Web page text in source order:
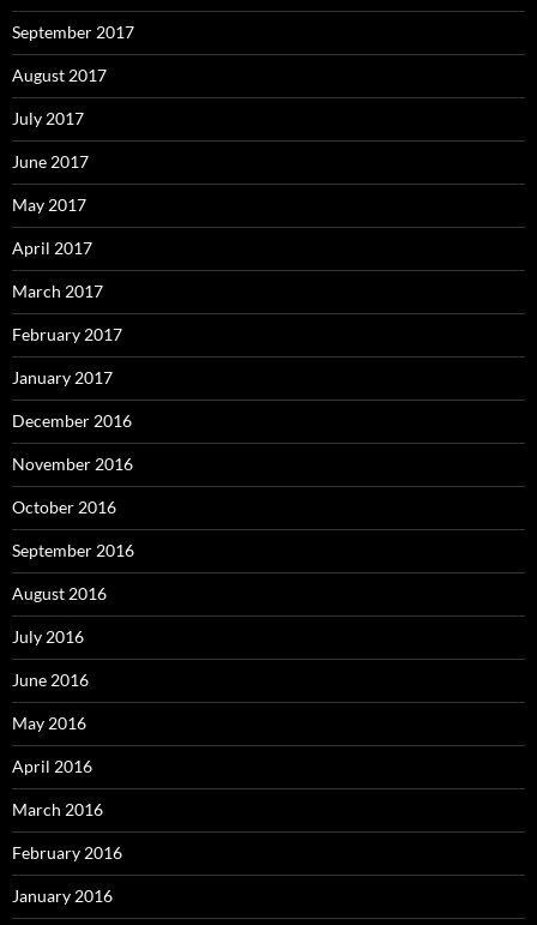
September 2017
August 2017
July 2017
June 2017
May 2017
April 2017
March 2017
February 2017
January 2017
December 2016
November 2016
October 2016
September 2016
August 2016
July 2016
June 2016
May 2016
April 2016
March 2016
February 2016
January 2016